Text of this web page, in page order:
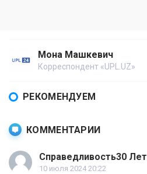
Мона Машкевич
Корреспондент «UPL.UZ»
РЕКОМЕНДУЕМ
КОММЕНТАРИИ
Справедливость30 Лет
10 июля 2024 20:22